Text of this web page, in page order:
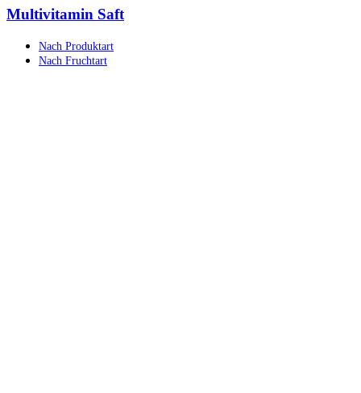
Multivitamin Saft
Nach Produktart
Nach Fruchtart